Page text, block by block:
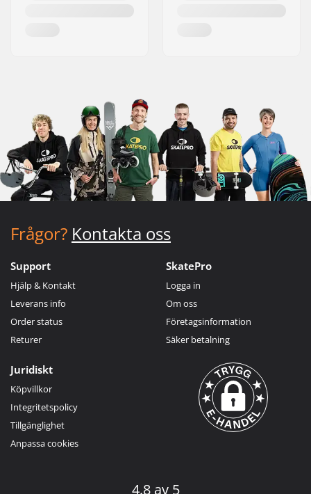
Frågor? Kontakta oss
Support
Hjälp & Kontakt
Leverans info
Order status
Returer
SkatePro
Logga in
Om oss
Företagsinformation
Säker betalning
Juridiskt
Köpvillkor
Integritetspolicy
Tillgänglighet
Anpassa cookies
4.8 av 5